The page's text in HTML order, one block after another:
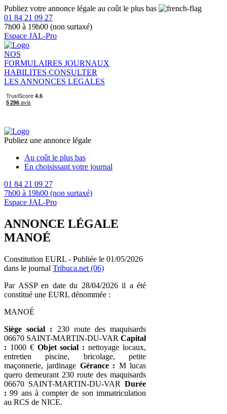
Publiez votre annonce légale au coût le plus bas
01 84 21 09 27
7h00 à 19h00 (non surtaxé)
Espace JAL-Pro
NOS
FORMULAIRES JOURNAUX
HABILITES CONSULTER
LES ANNONCES LEGALES
Publiez une annonce légale
Au coût le plus bas
En choisissant votre journal
01 84 21 09 27
7h00 à 19h00 (non surtaxé)
Espace JAL-Pro
ANNONCE LÉGALE
MANOÉ
Constitution EURL - Publiée le 01/05/2026
dans le journal Tribuca.net (06)
Par ASSP en date du 28/04/2026 il a été
constitué une EURL dénommée :
MANOÉ
Siège social : 230 route des maquisards
06670 SAINT-MARTIN-DU-VAR Capital
: 1000 € Objet social : nettoyage locaux,
entretien piscine, bricolage, petite
maçonnerie, jardinage Gérance : M lucas
quero demeurant 230 route des maquisards
06670 SAINT-MARTIN-DU-VAR Durée
: 99 ans à compter de son immatriculation
au RCS de NICE.